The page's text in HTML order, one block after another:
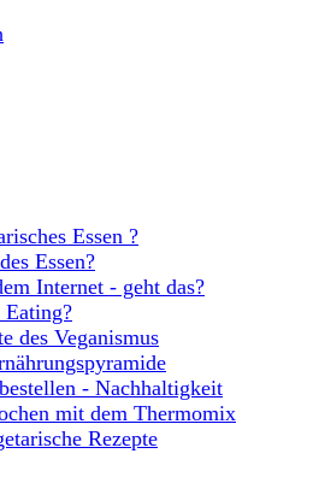
Essen ?
Essen?
Internet - geht das?
Eating?
des Veganismus
- Nachhaltigkeit
mit dem Thermomix
Rezepte